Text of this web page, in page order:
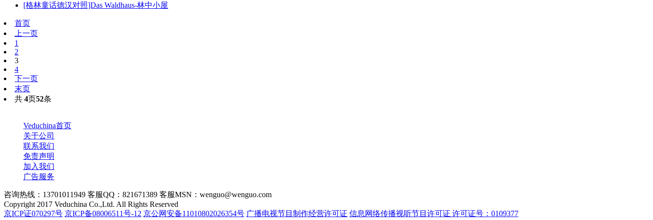
[格林童话德汉对照]Das Waldhaus-林中小屋
首页
上一页
1
2
3
4
下一页
末页
共 4页52条
Veduchina首页
关于公司
联系我们
免责声明
加入我们
广告服务
咨询热线：13701011949 客服QQ：821671389 客服MSN：wenguo@wenguo.com
Copyright 2017 Veduchina Co.,Ltd. All Rights Reserved
京ICP证070297号 京ICP备08006511号-12 京公网安备11010802026354号 广播电视节目制作经营许可证 信息网络传播视听节目许可证 许可证号：0109377